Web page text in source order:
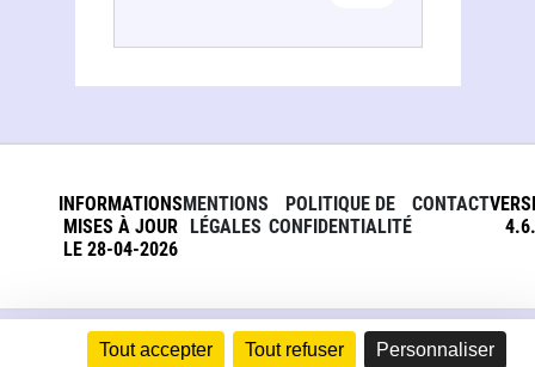
Tout accepter Tout refuser Personnaliser
INFORMATIONS
MISES À JOUR
LE 28-04-2026
MENTIONS
LÉGALES
POLITIQUE DE
CONFIDENTIALITÉ
CONTACT